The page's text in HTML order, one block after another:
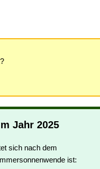
Jahr 2025
sich nach dem
ist: